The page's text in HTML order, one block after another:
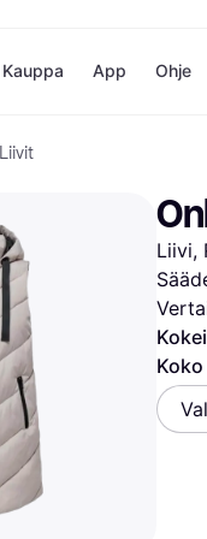
Kauppa
Gigantti
H&M
Peten
Wolt
App Ohje
Liivit
Liivi,